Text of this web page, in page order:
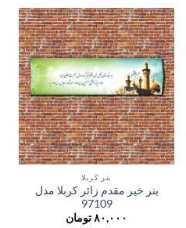
بنر کربلا
بنر خیر مقدم زائر کربلا مدل
97109
۸۰,۰۰۰ تومان